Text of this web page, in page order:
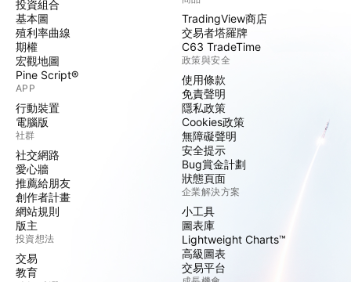
投資組合
基本圖
殖利率曲線
期權
宏觀地圖
Pine Script®
APP
行動裝置
電腦版
社群
社交網路
愛心牆
推薦給朋友
創作者計畫
網站規則
版主
投資想法
交易
教育
TradingView商店
交易者塔羅牌
C63 TradeTime
政策與安全
使用條款
免責聲明
隱私政策
Cookies政策
無障礙聲明
安全提示
Bug賞金計劃
狀態頁面
企業解決方案
小工具
圖表庫
Lightweight Charts™
高級圖表
交易平台